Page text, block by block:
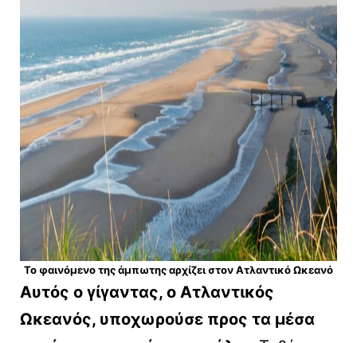
Το φαινόμενο της άμπωτης αρχίζει στον Ατλαντικό Ωκεανό
Αυτός ο γίγαντας, ο Ατλαντικός
Ωκεανός, υποχωρούσε προς τα μέσα